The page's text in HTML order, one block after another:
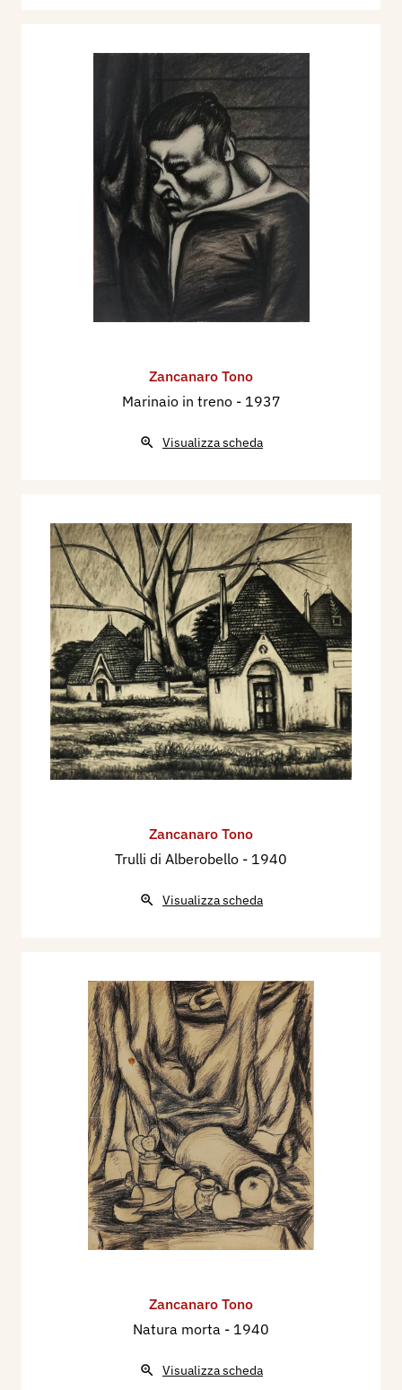
Zancanaro Tono
Marinaio in treno - 1937
Visualizza scheda
Zancanaro Tono
Trulli di Alberobello - 1940
Visualizza scheda
Zancanaro Tono
Natura morta - 1940
Visualizza scheda